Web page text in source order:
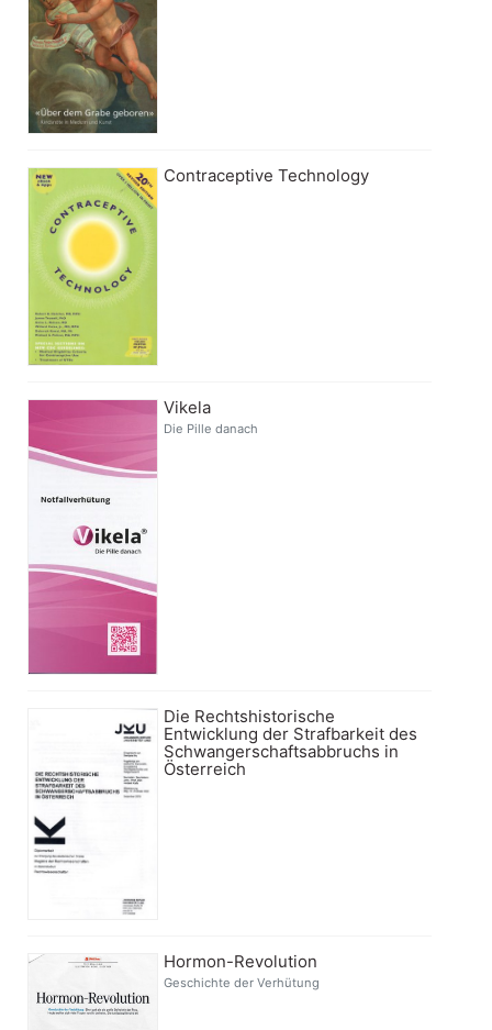
Contraceptive Technology
Vikela
Die Pille danach
Die Rechtshistorische
Entwicklung der Strafbarkeit des
Schwangerschaftsabbruchs in
Österreich
Hormon-Revolution
Geschichte der Verhütung